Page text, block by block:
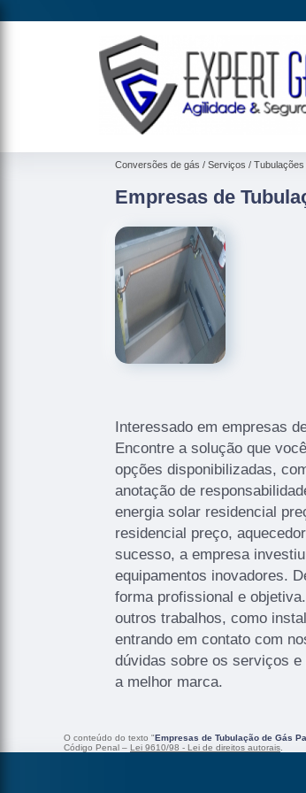
Conversões de gás Serviços Tubulações
Empresas de
Interessado em empresas
Encontre a solução que
opções disponibilizadas,
anotação de
energia solar residencial
residencial preço,
sucesso, a empresa
equipamentos inovadores.
forma profissional e
outros trabalhos, como
entrando em contato com
dúvidas sobre os serviços
a melhor marca.
O conteúdo do texto "Empresas de Tubulação de Gás
Código Penal – Lei 9610/98 - Lei de direitos autorais